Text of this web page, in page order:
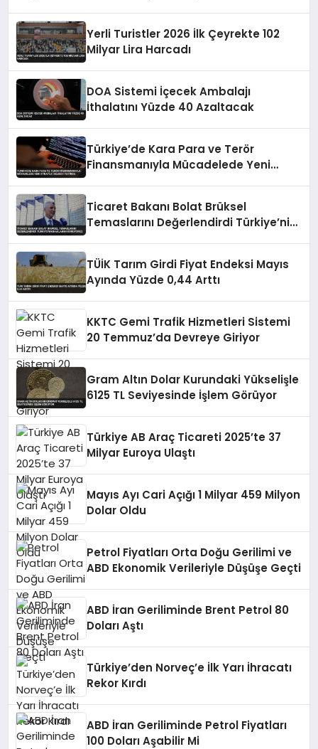
Yerli Turistler 2026 İlk Çeyrekte 102
Milyar Lira Harcadı
DOA Sistemi İçecek Ambalajı
İthalatını Yüzde 40 Azaltacak
Türkiye’de Kara Para ve Terör
Finansmanıyla Mücadelede Yeni
Ticaret Bakanı Bolat Brüksel
Temaslarını Değerlendirdi Türkiye’nin
TÜİK Tarım Girdi Fiyat Endeksi Mayıs
Ayında Yüzde 0,44 Arttı
KKTC Gemi Trafik Hizmetleri Sistemi
20 Temmuz’da Devreye Giriyor
Gram Altın Dolar Kurundaki Yükselişle
6125 TL Seviyesinde İşlem Görüyor
Türkiye AB Araç Ticareti 2025’te 37
Milyar Euroya Ulaştı
Mayıs Ayı Cari Açığı 1 Milyar 459 Milyon
Dolar Oldu
Petrol Fiyatları Orta Doğu Gerilimi ve
ABD Ekonomik Verileriyle Düşüşe Geçti
ABD İran Geriliminde Brent Petrol 80
Doları Aştı
Türkiye’den Norveç’e İlk Yarı İhracatı
Rekor Kırdı
ABD İran Geriliminde Petrol Fiyatları
100 Doları Aşabilir Mi